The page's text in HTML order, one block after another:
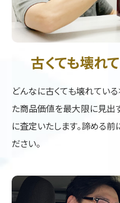
古くても壊れ
どんなに古くても壊れてい
た商品価値を最大限に見出
に査定いたします。諦める前
ださい。